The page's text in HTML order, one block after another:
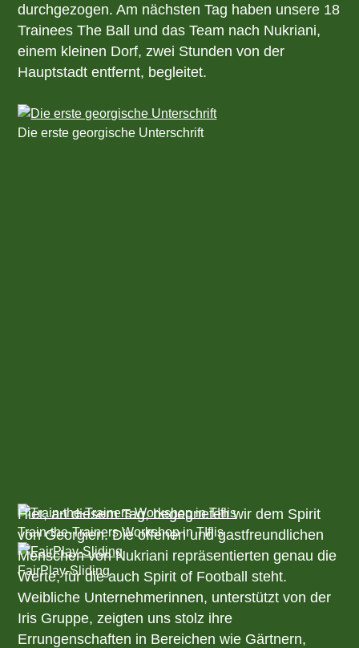
durchgezogen. Am nächsten Tag haben unsere 18
Trainees The Ball und das Team nach Nukriani,
einem kleinen Dorf, zwei Stunden von der
Hauptstadt entfernt, begleitet.
Die erste georgische Unterschrift
Train-the-Trainers Workshop in TIflis
FairPlay-Sliding
Hier, an diesem Tag, begegneten wir dem Spirit
von Georgien. Die offenen und gastfreundlichen
Menschen von Nukriani repräsentierten genau die
Werte, für die auch Spirit of Football steht.
Weibliche Unternehmerinnen, unterstützt von der
Iris Gruppe, zeigten uns stolz ihre
Errungenschaften in Bereichen wie Gärtnern,